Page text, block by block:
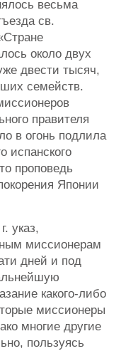
весьма
св.
около двух
двести тысяч,
семейств.
правителя
в огонь подлила
испанского
проповедь
Японии
указ,
миссионерам
дней и под
какого-либо
миссионеры
многие другие
пользуясь